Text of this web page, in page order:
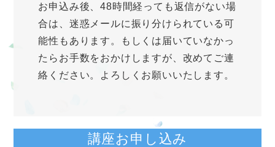
お申込み後、48時間経っても返信がない場
合は、迷惑メールに振り分けられている可
能性もあります。もしくは届いていなかっ
たらお手数をおかけしますが、改めてご連
絡ください。よろしくお願いいたします。
講座お申し込み